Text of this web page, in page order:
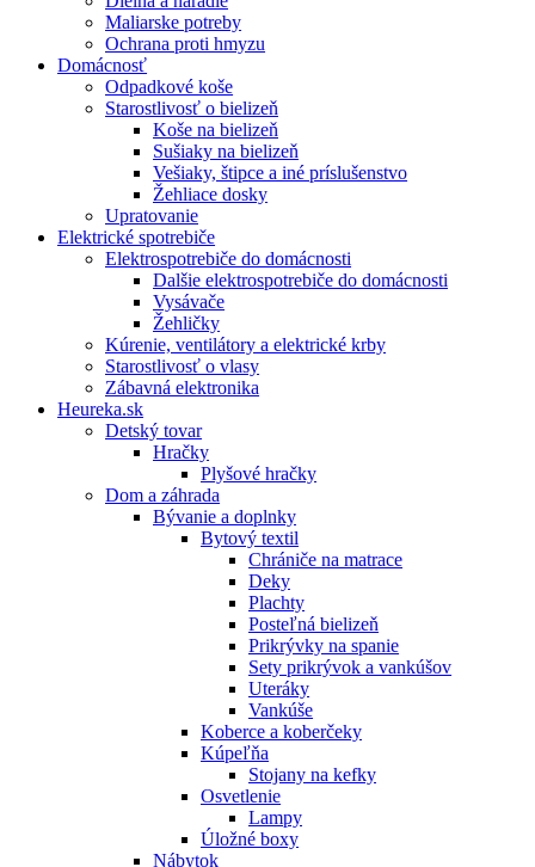
Maliarske potreby
Ochrana proti hmyzu
Domácnosť
Odpadkové koše
Starostlivosť o bielizeň
Koše na bielizeň
Sušiaky na bielizeň
Vešiaky, štipce a iné príslušenstvo
Žehliace dosky
Upratovanie
Elektrické spotrebiče
Elektrospotrebiče do domácnosti
Dalšie elektrospotrebiče do domácnosti
Vysávače
Žehličky
Kúrenie, ventilátory a elektrické krby
Starostlivosť o vlasy
Zábavná elektronika
Heureka.sk
Detský tovar
Hračky
Plyšové hračky
Dom a záhrada
Bývanie a doplnky
Bytový textil
Chrániče na matrace
Deky
Plachty
Posteľná bielizeň
Prikrývky na spanie
Sety prikrývok a vankúšov
Uteráky
Vankúše
Koberce a koberčeky
Kúpeľňa
Stojany na kefky
Osvetlenie
Lampy
Úložné boxy
Nábytok